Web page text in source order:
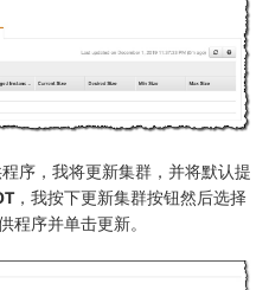
序，我将更新集群，并将默认提
，我按下更新集群按钮然后选择
程序并单击更新。